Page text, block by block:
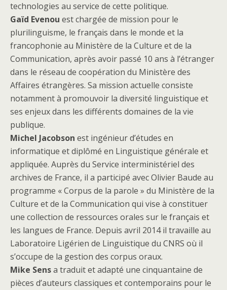
technologies au service de cette politique.
Gaïd Evenou est chargée de mission pour le
plurilinguisme, le français dans le monde et la
francophonie au Ministère de la Culture et de la
Communication, après avoir passé 10 ans à l’étranger
dans le réseau de coopération du Ministère des
Affaires étrangères. Sa mission actuelle consiste
notamment à promouvoir la diversité linguistique et
ses enjeux dans les différents domaines de la vie
publique.
Michel Jacobson est ingénieur d’études en
informatique et diplômé en Linguistique générale et
appliquée. Auprès du Service interministériel des
archives de France, il a participé avec Olivier Baude au
programme « Corpus de la parole » du Ministère de la
Culture et de la Communication qui vise à constituer
une collection de ressources orales sur le français et
les langues de France. Depuis avril 2014 il travaille au
Laboratoire Ligérien de Linguistique du CNRS où il
s’occupe de la gestion des corpus oraux.
Mike Sensa traduit et adapté une cinquantaine de
pièces d’auteurs classiques et contemporains pour le